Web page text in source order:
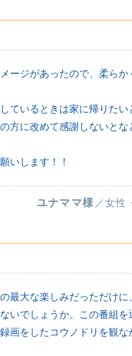
ージがあったので、柔ら
ているときは家に帰りたい
方に改めて感謝しないとな
いします！！
ユナママ様 ／女性
最大な楽しみだっただけに
いでしょうか。この番組
画をしたコウノドリを観